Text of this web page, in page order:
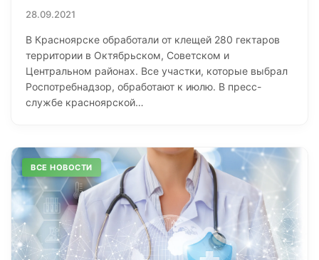
28.09.2021
В Красноярске обработали от клещей 280 гектаров
территории в Октябрьском, Советском и
Центральном районах. Все участки, которые выбрал
Роспотребнадзор, обработают к июлю. В пресс-
службе красноярской…
ВСЕ НОВОСТИ